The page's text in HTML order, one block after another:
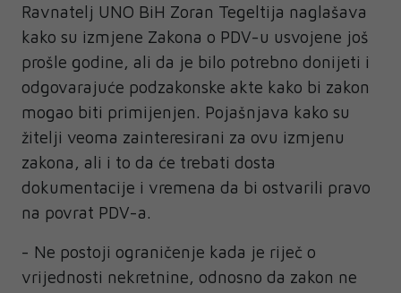
Ravnatelj UNO BiH Zoran Tegeltija naglašava
kako su izmjene Zakona o PDV-u usvojene još
prošle godine, ali da je bilo potrebno donijeti i
odgovarajuće podzakonske akte kako bi zakon
mogao biti primijenjen. Pojašnjava kako su
žitelji veoma zainteresirani za ovu izmjenu
zakona, ali i to da će trebati dosta
dokumentacije i vremena da bi ostvarili pravo
na povrat PDV-a.
- Ne postoji ograničenje kada je riječ o
vrijednosti nekretnine, odnosno da zakon ne